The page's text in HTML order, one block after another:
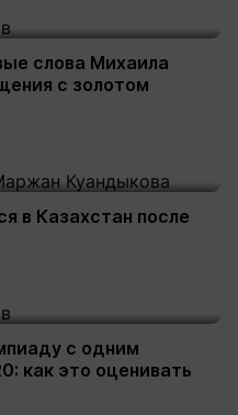
слова Михаила
с золотом
в Казахстан после
с одним
как это оценивать